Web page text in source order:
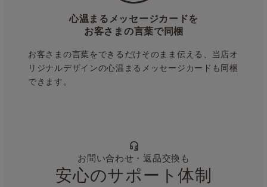
心温まるメッセージカードを
お客さまの言葉で同梱
お客さまの言葉をできるだけそのまま伝える、当店オ
リジナルデザインの心温まるメッセージカードも同梱
できます。
お問い合わせ・返品交換も
安心のサポート体制